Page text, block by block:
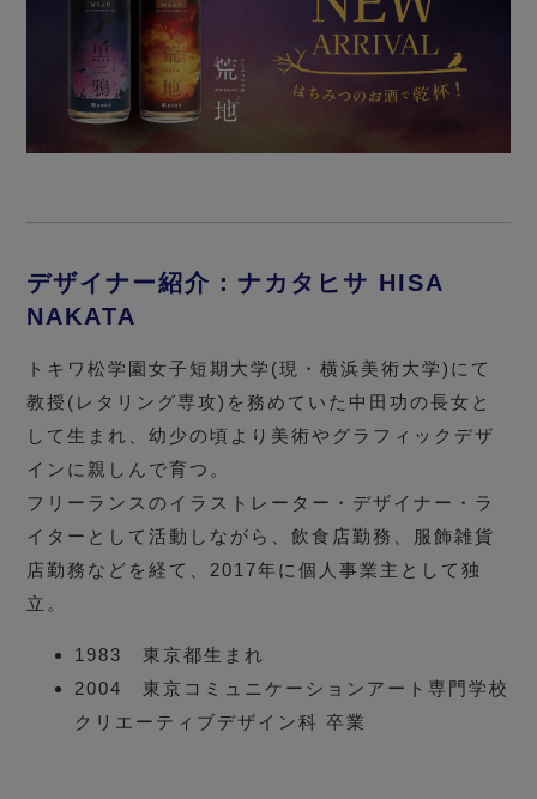
デザイナー紹介：ナカタヒサ HISA
NAKATA
トキワ松学園女子短期大学(現・横浜美術大学)にて
教授(レタリング専攻)を務めていた中田功の長女と
して生まれ、幼少の頃より美術やグラフィックデザ
インに親しんで育つ。
フリーランスのイラストレーター・デザイナー・ラ
イターとして活動しながら、飲食店勤務、服飾雑貨
店勤務などを経て、2017年に個人事業主として独
立。
1983 東京都生まれ
2004 東京コミュニケーションアート専門学校
クリエーティブデザイン科 卒業